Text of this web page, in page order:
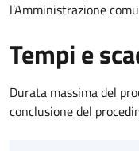
l’Amministrazione
Tempi e
Durata massima del
conclusione del